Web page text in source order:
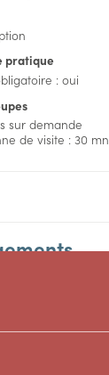
pratique
: oui
sur demande
de visite : 30 mn